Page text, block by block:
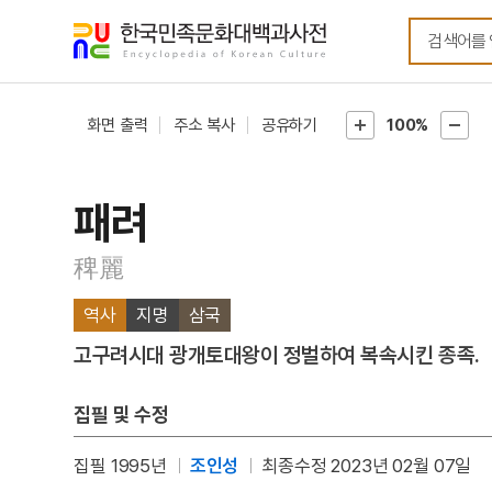
화면 출력 주소 복사 공유하기 100%
패려
稗麗
역사 지명 삼국
고구려시대 광개토대왕이 정벌하여 복속시킨 종족.
집필 및 수정
집필 1995년 조인성 최종수정 2023년 02월 07일